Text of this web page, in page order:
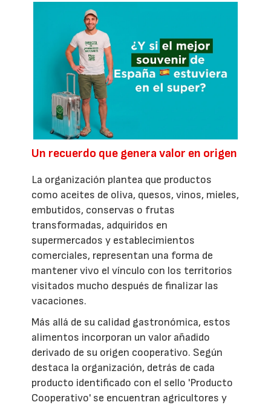
Un recuerdo que genera valor en origen
La organización plantea que productos
como aceites de oliva, quesos, vinos, mieles,
embutidos, conservas o frutas
transformadas, adquiridos en
supermercados y establecimientos
comerciales, representan una forma de
mantener vivo el vínculo con los territorios
visitados mucho después de finalizar las
vacaciones.
Más allá de su calidad gastronómica, estos
alimentos incorporan un valor añadido
derivado de su origen cooperativo. Según
destaca la organización, detrás de cada
producto identificado con el sello 'Producto
Cooperativo' se encuentran agricultores y